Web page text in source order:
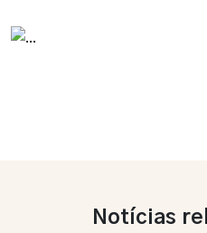
Notícias